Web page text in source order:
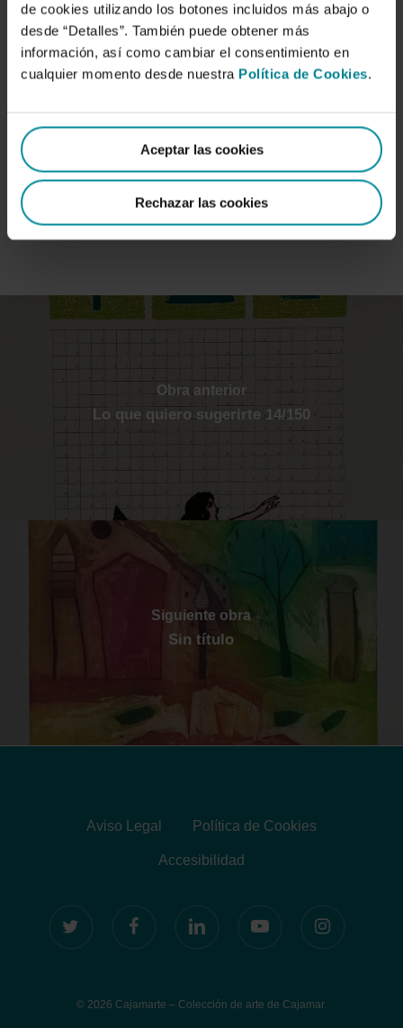
de cookies utilizando los botones incluidos más abajo o
desde “Detalles”. También puede obtener más
información, así como cambiar el consentimiento en
cualquier momento desde nuestra Política de Cookies.
Aceptar las cookies
Rechazar las cookies
Título Fuente 2/20
Delgado Guitart, Jose Luis
Dimensiones
76 x 56 cm (huella 72 x 51,5
cm)
Obra anterior
Lo que quiero sugerirte 14/150
Siguiente obra
Sin título
Aviso Legal Política de Cookies
Accesibilidad
© 2026 Cajamarte – Colección de arte de Cajamar.